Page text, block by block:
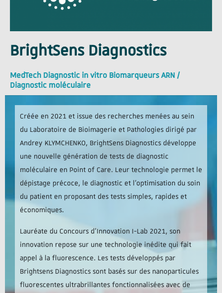
BrightSens Diagnostics
MedTech Diagnostic in vitro Biomarqueurs ARN /
Diagnostic moléculaire
Créée en 2021 et issue des recherches menées au sein
du Laboratoire de Bioimagerie et Pathologies dirigé par
Andrey KLYMCHENKO, BrightSens Diagnostics développe
une nouvelle génération de tests de diagnostic
moléculaire en Point of Care. Leur technologie permet le
dépistage précoce, le diagnostic et l’optimisation du soin
du patient en proposant des tests simples, rapides et
économiques.
Lauréate du Concours d’Innovation I-Lab 2021, son
innovation repose sur une technologie inédite qui fait
appel à la fluorescence. Les tests développés par
Brightsens Diagnostics sont basés sur des nanoparticules
fluorescentes ultrabrillantes fonctionnalisées avec de